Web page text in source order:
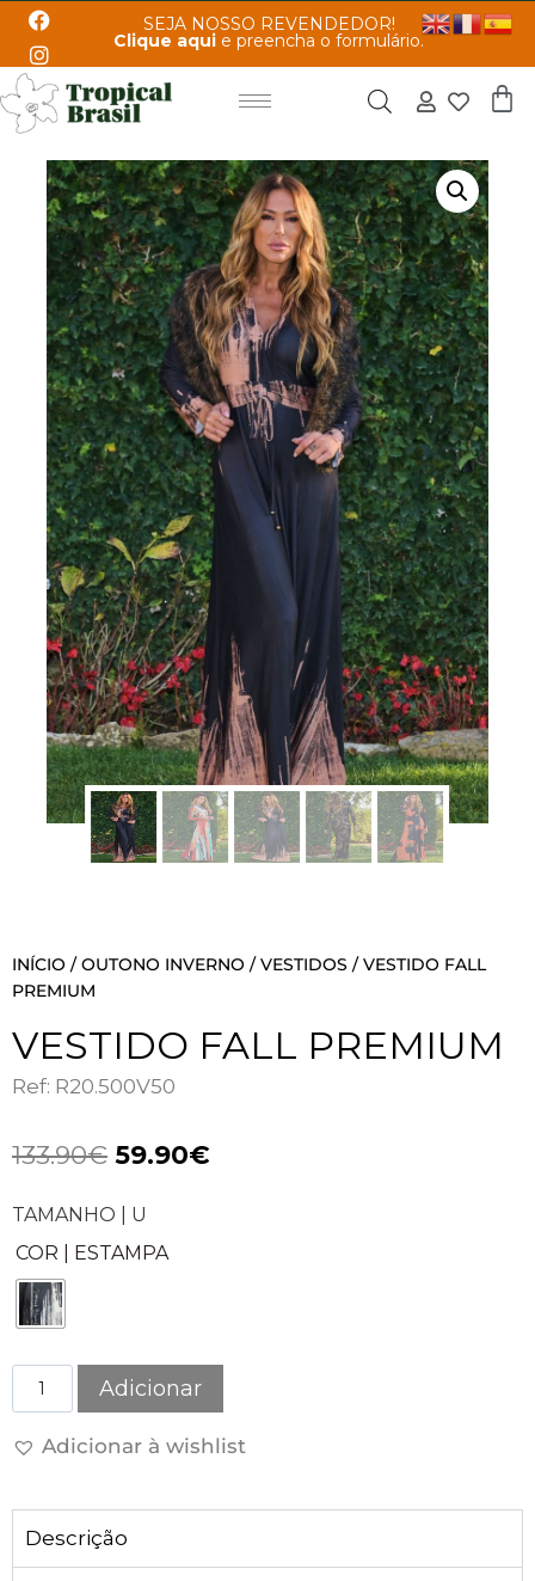
SEJA NOSSO REVENDEDOR!
Clique aqui e preencha o formulário.
INÍCIO /OUTONO INVERNO /VESTIDOS / VESTIDO FALL
PREMIUM
VESTIDO FALL PREMIUM
Ref: R20.500V50
133.90€ 59.90€
TAMANHO | U
COR | ESTAMPA
Adicionar
Adicionar à wishlist
Descrição